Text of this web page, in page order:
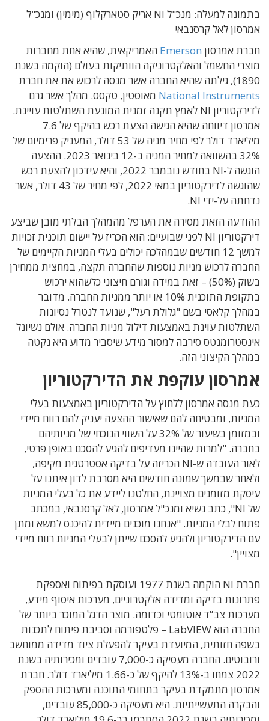
בתמונה למעלה: מנכ"ל NI אריק סטארקלוף (מימין) ומנכ"ל
אמרסון לאל קרסנבאי
חברת אמרסון Emerson האמריקאית, שהיא אחת מחברות
מוצרי החשמל והאלקטרוניקה הוותיקות בעולם (הוקמה בשנת
1890), גילתה שהיא החברה אשר מנסה לרכוש את את חברת
National Instruments מאוסטין, טקסס. מהלך אשר גרם
לדירקטוריון NI לאמץ תקנה זמנית המונעת השתלטות עויינת.
אמרסון דיווחה שהיא הגישה הצעת רכש בהיקף של 7.6
מיליארד דולר לפי מחיר מניה של 53 דולר, המעניק פרימיום של
32% בהשוואה למחיר המניה ב-12 בינואר 2023. ההצעה
הוגשה ל-NI בחודש נובמבר 2022, והיא עידכון להצעת רכש
שהוגשה לדירקטוריון במאי 2022, לפי מחיר של 43 דולר, אשר
נדחתה על-ידי NI.
ההודעה הזאת מסירה את הערפל מהמהלך הבלתי מובן שביצע
דירקטוריון NI לפני שבועיים: הוא הכריז על יישום תוכנית זכויות
למשך 12 חודשים שבמהלכה יכולים בעלי המניות הקיימים של
החברה לרכוש מניות נוספות שהחברה תקצה, במחצית ממחירן
בשוק (50%) – זאת במידה וגורם חיצוני כלשהוא ירכוש
בתקופת התוכנית 10% או יותר ממניות החברה. מדובר
במהלך קלאסי בשם "גלולת רעל", שנועד לנטרל נסיונות
השתלטות עוינת באמצעות דילול מניות החברה. אולם נשיונל
אינסטרומנטס סירבה למסור מידע שיסביר מדוע היא נקטה
במהלך הקיצוני הזה.
אמרסון עוקפת את הדירקטוריון
כעת מנסה אמרסון ללחוץ על הדירקטוריון באמצעות בעלי
המניות, ומבטיחה להם שאישור ההצעה יעניק להם רווח מיידי
ובמזומן בשיעור של 32% על השווי הנוכחי של מניותיהם
בחברה. "למרות שהיינו מעדיפים להגיע להסכם באופן פרטי,
לאור העובדה ש-NI הכריזה על בדיקה אסטרטגית מקיפה,
ולאחר שבמשך שמונה חודשים היא מסרבת לדון איתנו על
עיסקת מזומנים מצויינת, החלטנו ליידע את כל בעלי המניות
של NI", כתב נשיא ומנכ"ל אמרסון, לאל קרסנבאי, במכתב
פתוח לבלי המניות. "אנחנו מוכנים מיידית להיכנס למשא ומתן
עם הדירקטוריון ולהגיע להסכם שייתן לבעלי המניות רווח מיידי
מצויין".
חברת NI הוקמה בשנת 1977 ועוסקת בפיתוח ואספקת
פתרונות בדיקה ומדידה אלקטרוניים, מערכות איסוף מידע,
מערכות צב”ד אוטומטי וכדומה. מוצר הדגל המוכר ביותר של
החברה הוא LabVIEW – פלטפורמה וסביבת פיתוח לתכנות
בשפה חזותית, המיועדת בעיקר להפעלת ציוד מדידה ממוחשב
ורובוטים. החברה מעסיקה כ-7,000 עובדים ומכירותיה בשנת
2022 צמחו ב-13% להיקף של כ-1.66 מיליארד דולר. חברת
אמרסון מתמקדת בעיקר בתחומי התוכנה ומערכות ההספק
והבקרה התעשייתיות. היא מעסיקה כ-85,000 עובדים,